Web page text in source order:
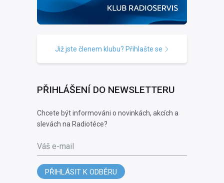
Již jste členem klubu? Přihlašte se
PŘIHLÁŠENÍ DO NEWSLETTERU
Chcete být informováni o novinkách, akcích a
slevách na Radiotéce?
Váš e-mail
PŘIHLÁSIT K ODBĚRU